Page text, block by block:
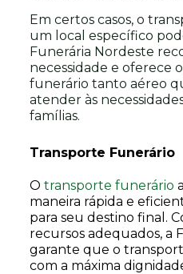
Em certos casos, o
um local específico
Funerária Nordeste
necessidade e oferece
funerário tanto aéreo
atender às
famílias.
Transporte Funerário
O transporte funerário
maneira rápida e
para seu destino final.
recursos adequados, a
garante que o
com a máxima